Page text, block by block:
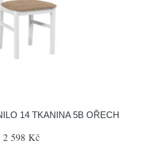
14 TKANINA 5B OŘECH
2 598 Kč